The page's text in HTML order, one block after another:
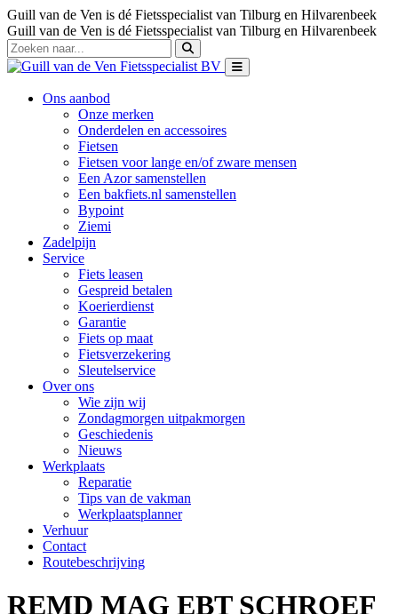
Guill van de Ven is dé Fietsspecialist van Tilburg en Hilvarenbeek
Guill van de Ven is dé Fietsspecialist van Tilburg en Hilvarenbeek
Ons aanbod
Onze merken
Onderdelen en accessoires
Fietsen
Fietsen voor lange en/of zware mensen
Een Azor samenstellen
Een bakfiets.nl samenstellen
Bypoint
Ziemi
Zadelpijn
Service
Fiets leasen
Gespreid betalen
Koerierdienst
Garantie
Fiets op maat
Fietsverzekering
Sleutelservice
Over ons
Wie zijn wij
Zondagmorgen uitpakmorgen
Geschiedenis
Nieuws
Werkplaats
Reparatie
Tips van de vakman
Werkplaatsplanner
Verhuur
Contact
Routebeschrijving
REMD MAG EBT SCHROEF